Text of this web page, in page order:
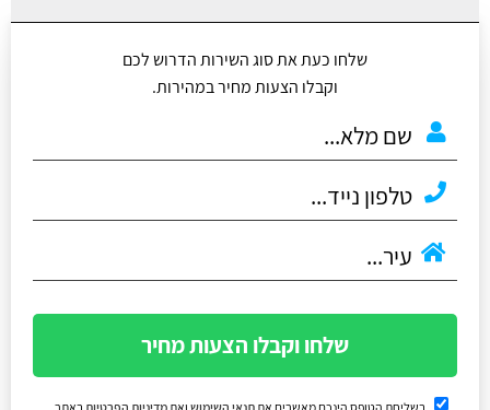
שלחו כעת את סוג השירות הדרוש לכם
וקבלו הצעות מחיר במהירות.
שלחו וקבלו הצעות מחיר